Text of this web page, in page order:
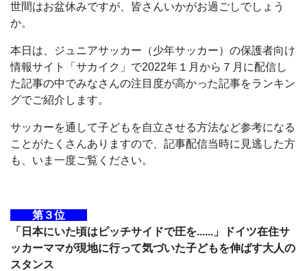
世間はお盆休みですが、皆さんいかがお過ごしでしょう
か。
本日は、ジュニアサッカー（少年サッカー）の保護者向け
情報サイト「サカイク」で2022年１月から７月に配信し
た記事の中でみなさんの注目度が高かった記事をランキン
グでご紹介します。
サッカーを通して子どもを自立させる方法など参考になる
ことがたくさんありますので、記事配信当時に見逃した方
も、いま一度ご覧ください。
第３位
「日本にいた頃はピッチサイドで圧を......」ドイツ在住サ
ッカーママが現地に行って気づいた子どもを伸ばす大人の
スタンス